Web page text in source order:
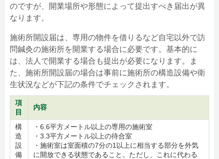
のですが、開業場所や形態によって提出すべき届出が異
なります。
施術所開設届は、専用の物件を借りるなど自宅以外で訪
問鍼灸の施術所を開業する場合に必要です。基本的に
は、法人で開業する場合も提出が必要になります。ま
た、施術所開設届の場合は事前に施術所の構造設備や衛
生状況などが下記の条件でチェックされます。
項
目
内容
構
造
設
備
・6.6平方メートル以上の専用の施術室
・3.3平方メートル以上の待合室
・施術室は室面積の7分の1以上に相当する部分を外気
に開放できる状態であること。ただし、これに代わる